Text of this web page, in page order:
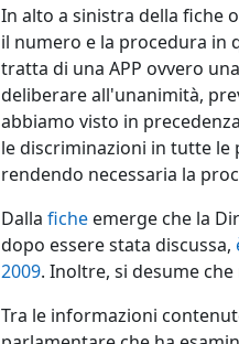
In alto a sinistra della fiche
il numero e la procedura in
tratta di una APP ovvero
deliberare all'unanimità,
abbiamo visto in
le discriminazioni in tutte le
rendendo necessaria la
Dalla fiche emerge che la
dopo essere stata discussa,
2009. Inoltre, si desume
Tra le informazioni